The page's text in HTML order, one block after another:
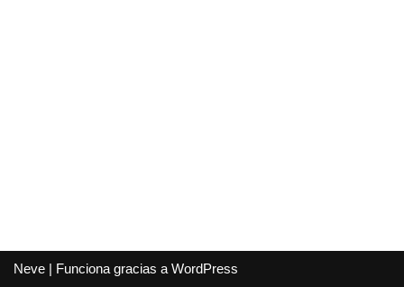
Neve | Funciona gracias a WordPress